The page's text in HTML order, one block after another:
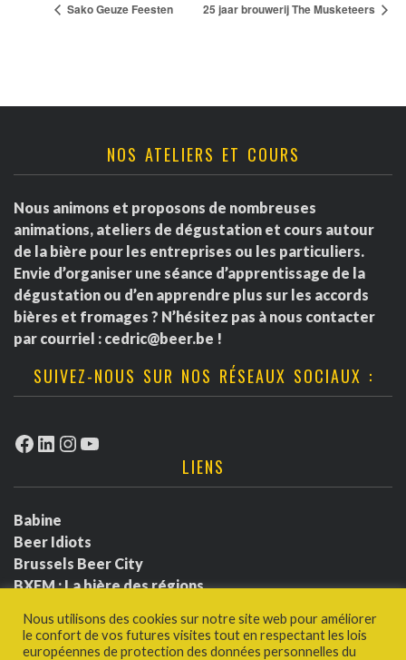
Sako Geuze Feesten 25 jaar brouwerij The Musketeers
NOS ATELIERS ET COURS
Nous animons et proposons de nombreuses
animations, ateliers de dégustation et cours autour
de la bière pour les entreprises ou les particuliers.
Envie d’organiser une séance d’apprentissage de la
dégustation ou d’en apprendre plus sur les accords
bières et fromages ? N’hésitez pas à nous contacter
par courriel : cedric@beer.be !
SUIVEZ-NOUS SUR NOS RÉSEAUX SOCIAUX :
Facebook
LinkedIn
Instagram
YouTube
LIENS
Babine
Beer Idiots
Brussels Beer City
BXFM : La bière des régions
Ludotium
Politique de confidentialité
Nous utilisons des cookies sur notre site web pour améliorer
le confort de vos futures visites tout en respectant les lois
européennes de protection des données personnelles du